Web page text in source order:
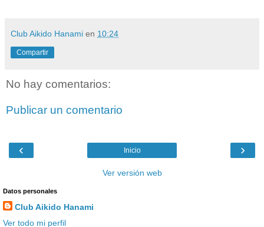
Club Aikido Hanami en 10:24
Compartir
No hay comentarios:
Publicar un comentario
‹ ›
Inicio
Ver versión web
Datos personales
Club Aikido Hanami
Ver todo mi perfil